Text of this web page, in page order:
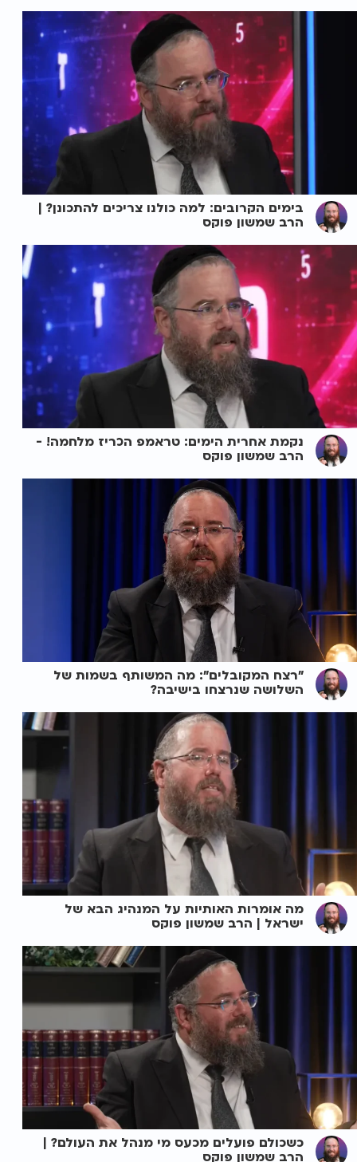
בימים הקרובים: למה כולנו צריכים להתכונן? |
הרב שמשון פוקס
נקמת אחרית הימים: טראמפ הכריז מלחמה! -
הרב שמשון פוקס
"רצח המקובלים": מה המשותף בשמות של
השלושה שנרצחו בישיבה?
מה אומרות האותיות על המנהיג הבא של
ישראל | הרב שמשון פוקס
כשכולם פועלים מכעס מי מנהל את העולם? |
הרב שמשון פוקס